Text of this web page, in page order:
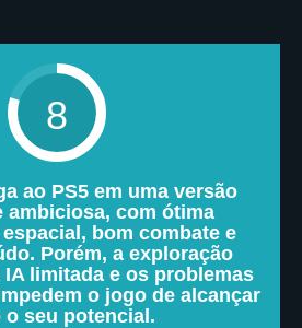
8
ao PS5 em uma versão
ambiciosa, com ótima
bom combate e
Porém, a exploração
limitada e os problemas
o jogo de alcançar
o seu potencial.